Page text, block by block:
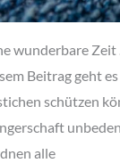
wunderbare
Beitrag geht
schützen
alle